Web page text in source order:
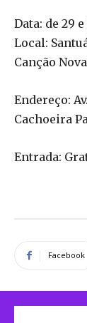
Data: de 29
Local:
Canção Nova
Endereço:
Cachoeira
Entrada:
Facebook